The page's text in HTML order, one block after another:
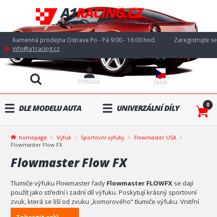
Kamenná prodejna Ostrava Po - Pá 9:00 - 16:00 hod.
info@a1racing.cz
Jazyk
Přihlásit
Zaregistrujte se
DLE MODELU AUTA UNIVERZÁLNÍ DÍLY 0
homepage Výfuk Sportovní výfuky
Flowmaster USA
Flowmaster Flow FX
Flowmaster Flow FX
Tlumiče výfuku Flowmaster řady Flowmaster FLOWFX se dají
použít jako střední i zadní díl výfuku. Poskytují krásný sportovní
zvuk, která se liší od zvuku „komorového“ tlumiče výfuku. Vnitřní
část je vybavena velkým 3,00 palcovým „přímým“ perforovaným